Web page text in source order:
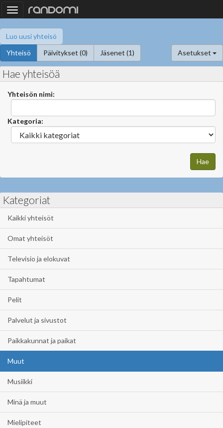
Toggle
navigation
Luo uusi yhteisö
Yhteisö
Päivitykset (0) Jäsenet (1) Asetukset
Hae yhteisöä
Yhteisön nimi:
Kategoria:
Kategoriat
Kaikki yhteisöt
Omat yhteisöt
Televisio ja elokuvat
Tapahtumat
Pelit
Palvelut ja sivustot
Paikkakunnat ja paikat
Muut
Musiikki
Minä ja muut
Mielipiteet